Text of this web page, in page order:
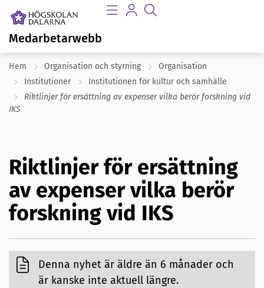
Medarbetarwebb
Hem Organisation och styrning
Organisation
Institutioner
Institutionen för kultur och samhälle
Riktlinjer för ersättning av expenser vilka berör forskning vid
IKS
Riktlinjer för ersättning
av expenser vilka berör
forskning vid IKS
Denna nyhet är äldre än 6 månader och
är kanske inte aktuell längre.